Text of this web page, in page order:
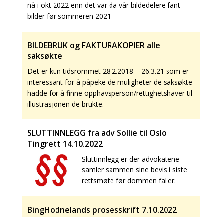
nå i okt 2022 enn det var da vår bildedelere fant
bilder før sommeren 2021
BILDEBRUK og FAKTURAKOPIER alle
saksøkte
Det er kun tidsrommet 28.2.2018 – 26.3.21 som er
interessant for å påpeke de muligheter de saksøkte
hadde for å finne opphavsperson/rettighetshaver til
illustrasjonen de brukte.
SLUTTINNLEGG fra adv Sollie til Oslo
Tingrett 14.10.2022
Sluttinnlegg er der advokatene
samler sammen sine bevis i siste
rettsmøte før dommen faller.
BingHodnelands prosesskrift 7.10.2022